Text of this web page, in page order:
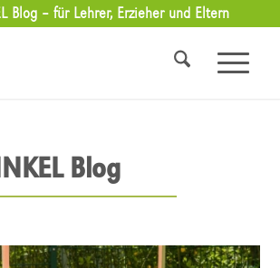
Blog – für Lehrer, Erzieher und Eltern
Blog